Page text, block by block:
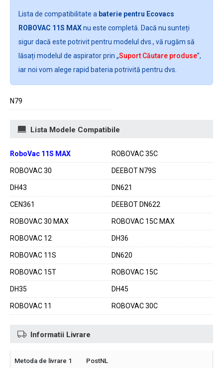
Lista de compatibilitate a baterie pentru Ecovacs
ROBOVAC 11S MAXnu este completă. Dacă nu sunteți
sigur dacă este potrivit pentru modelul dvs., vă rugăm să
lăsați modelul de aspirator prin „Suport Căutare produse”,
iar noi vom alege rapid bateria potrivită pentru dvs.
N79
Lista Modele Compatibile
RoboVac 11S MAX ROBOVAC 35C
ROBOVAC 30 DEEBOT N79S
DH43 DN621
CEN361 DEEBOT DN622
ROBOVAC 30 MAX ROBOVAC 15C MAX
ROBOVAC 12 DH36
ROBOVAC 11S DN620
ROBOVAC 15T ROBOVAC 15C
DH35 DH45
ROBOVAC 11 ROBOVAC 30C
Informatii Livrare
PostNL